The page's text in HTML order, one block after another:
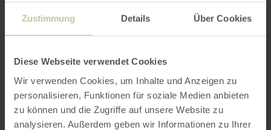
Zustimmung Details Über Cookies
Diese Webseite verwendet Cookies
Wir verwenden Cookies, um Inhalte und Anzeigen zu
personalisieren, Funktionen für soziale Medien anbieten
zu können und die Zugriffe auf unsere Website zu
analysieren. Außerdem geben wir Informationen zu Ihrer